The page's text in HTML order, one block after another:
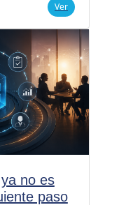
Ver
no es
paso